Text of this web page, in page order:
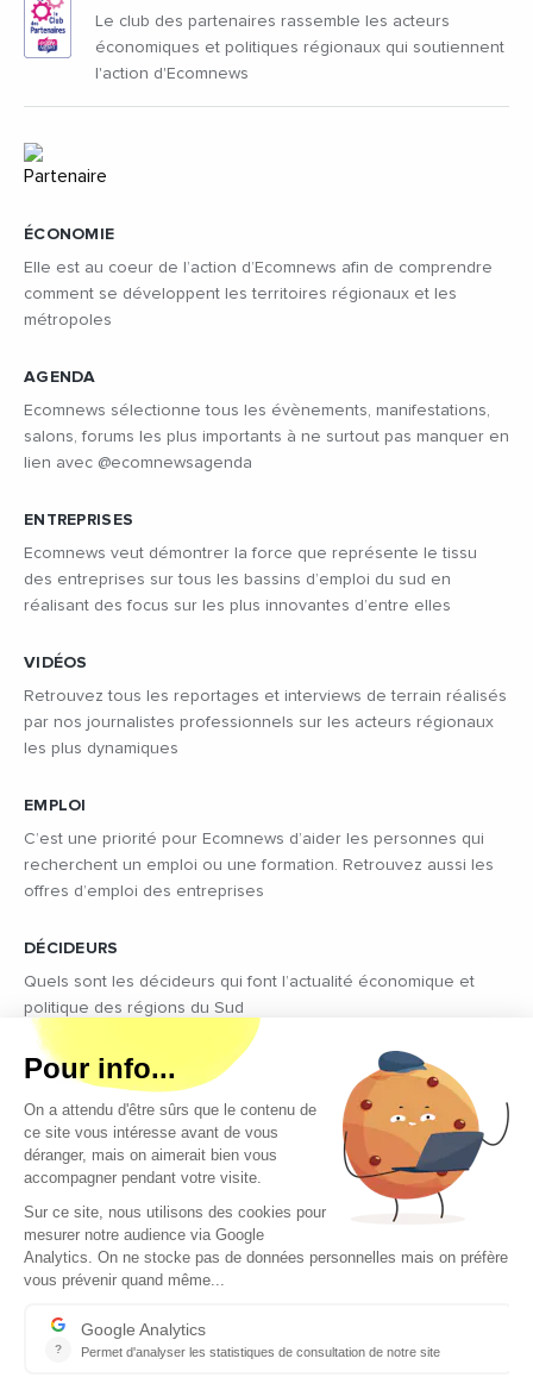
ÉCONOMIE
Elle est au coeur de l’action d’Ecomnews afin de comprendre
comment se développent les territoires régionaux et les
métropoles
AGENDA
Ecomnews sélectionne tous les évènements, manifestations,
salons, forums les plus importants à ne surtout pas manquer en
lien avec @ecomnewsagenda
ENTREPRISES
Ecomnews veut démontrer la force que représente le tissu
des entreprises sur tous les bassins d’emploi du sud en
réalisant des focus sur les plus innovantes d’entre elles
VIDÉOS
Retrouvez tous les reportages et interviews de terrain réalisés
par nos journalistes professionnels sur les acteurs régionaux
les plus dynamiques
EMPLOI
C’est une priorité pour Ecomnews d’aider les personnes qui
recherchent un emploi ou une formation. Retrouvez aussi les
offres d’emploi des entreprises
DÉCIDEURS
Quels sont les décideurs qui font l’actualité économique et
politique des régions du Sud
Le club des partenaires rassemble les acteurs
économiques et politiques régionaux qui soutiennent
l'action d'Ecomnews
Copyright © 2026 - Tous droits réservés
Qui sommes-nous ?
Contact
Conditions générales d’utilisation